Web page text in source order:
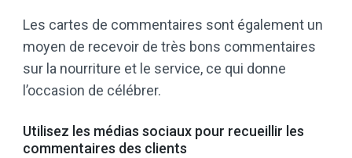
Les cartes de commentaires sont également un
moyen de recevoir de très bons commentaires
sur la nourriture et le service, ce qui donne
l’occasion de célébrer.
Utilisez les médias sociaux pour recueillir les
commentaires des clients